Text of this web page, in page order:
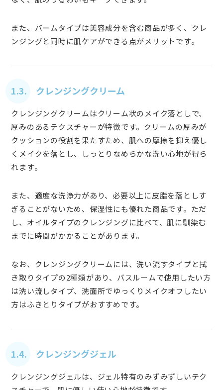
また、バームタイプは美容成分を含む商品が多く、クレ
ンジングと同時に肌ケアができる点がメリットです。
1.3. クレンジングクリーム
クレンジングクリームはクリーム状のメイク落としで、
厚みのあるテクスチャーが特徴です。クリームの厚みが
クッションの役割を果たすため、肌への摩擦を抑え優し
くメイクを落とし、しっとりなめらかな洗い心地が得ら
れます。
また、適度な洗浄力があり、必要以上に皮脂を落としす
ぎることがないため、保湿性にも優れた商品です。ただ
し、オイルタイプのクレンジングに比べて、肌に馴染む
までに時間がかかることがあります。
なお、クレンジングクリームには、洗い流すタイプと拭
き取りタイプの2種類があり、バスルームで使用したい方
は洗い流しタイプ、洗面所でゆっくりメイクオフしたい
方はふきとりタイプがおすすめです。
1.4. クレンジングジェル
クレンジングジェルは、ジェル特有のみずみずしいテク